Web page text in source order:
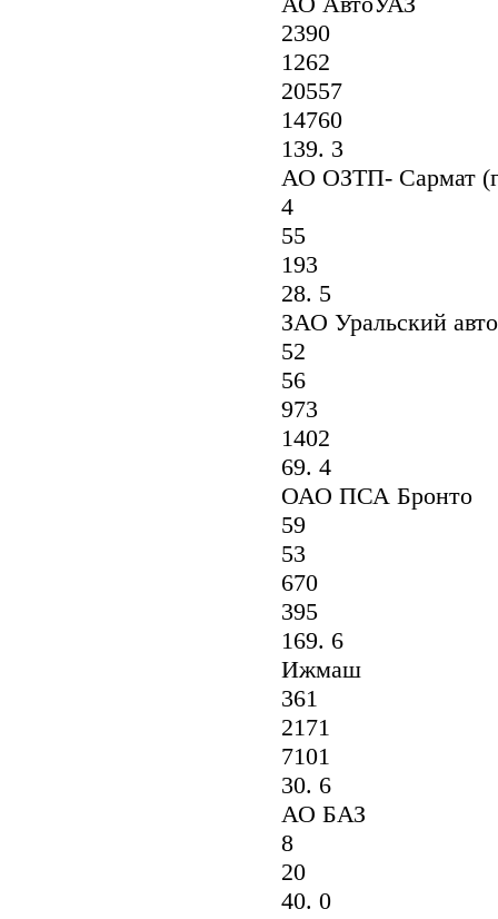
2390
1262
20557
14760
139. 3
АО ОЗТП- Сармат
4
55
193
28. 5
ЗАО Уральский
52
56
973
1402
69. 4
ОАО ПСА Бронто
59
53
670
395
169. 6
Ижмаш
361
2171
7101
30. 6
АО БАЗ
8
20
40. 0